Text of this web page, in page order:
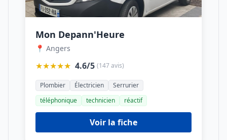
Mon Depann'Heure
📍 Angers
★★★★★ 4.6/5 (147 avis)
Plombier Électricien
Serrurier
téléphonique
technicien réactif
Voir la fiche